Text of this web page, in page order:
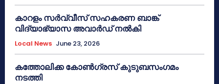
കാറളം സർവ്വീസ് സഹകരണ ബാങ്ക്
വിദ്യാഭ്യാസ അവാർഡ് നൽകി
Local News June 23, 2026
കത്തോലിക്ക കോൺഗ്രസ് കുടുബസംഗമം
നടത്തി